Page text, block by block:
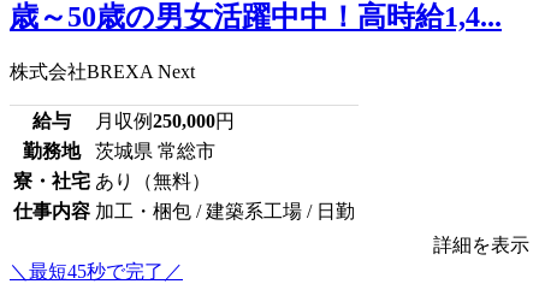
歳～50歳の男女活躍中中！高時給1,4...
株式会社BREXA Next
給与 月収例250,000円
勤務地
茨城県 常総市
寮・社宅 あり（無料）
仕事内容 加工・梱包 / 建築系工場 / 日勤
詳細を表示
＼最短45秒で完了／